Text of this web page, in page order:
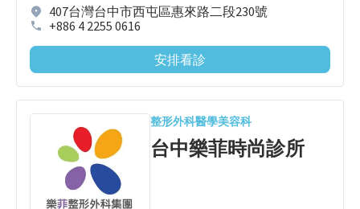
407台灣台中市西屯區惠來路二段230號
+886 4 2255 0616
安排看診
整形外科醫學美容科
台中樂菲時尚診所